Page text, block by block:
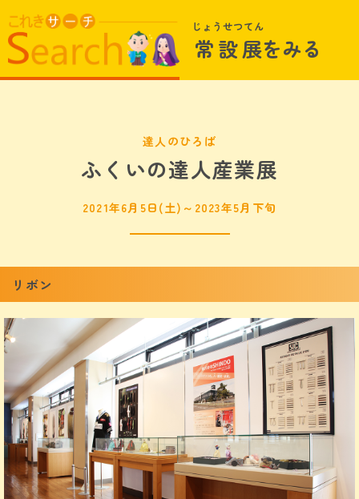
常設展
じょうせつてん
をみる
達人のひろば
ふくいの達人産業展
2021年6月5日(土)～2023年5月下旬
リボン